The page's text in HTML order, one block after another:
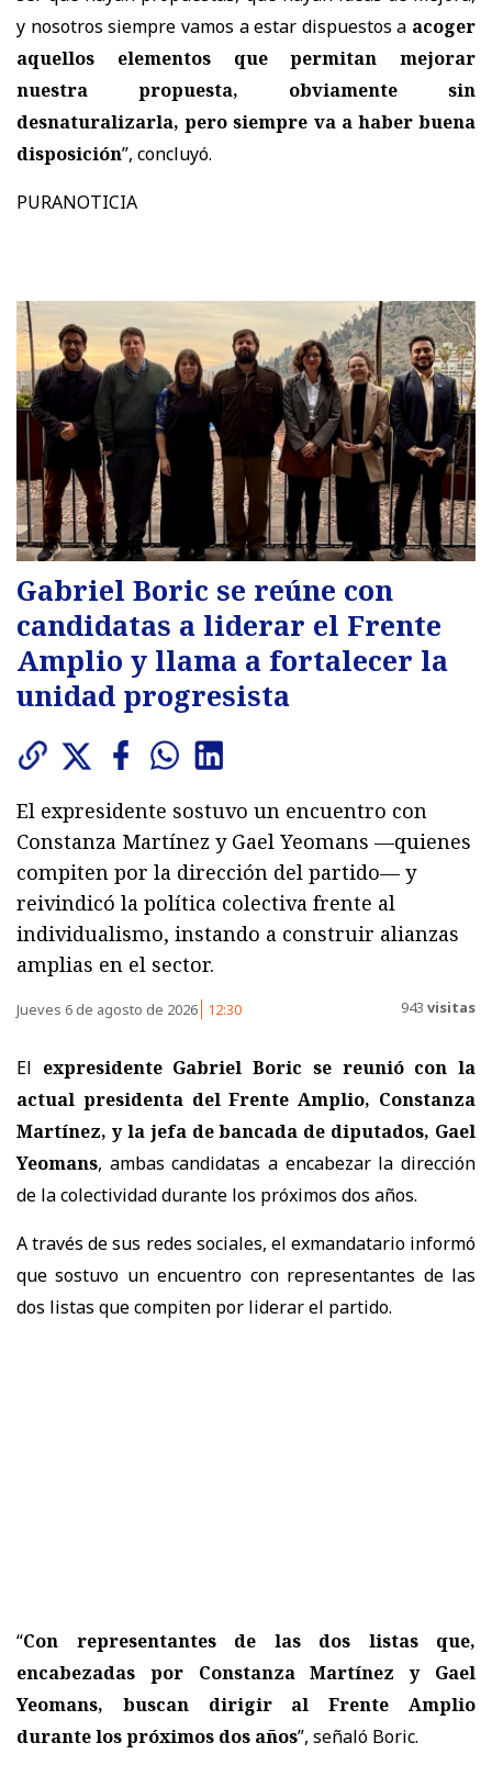
y nosotros siempre vamos a estar dispuestos a acoger
aquellos elementos que permitan mejorar
nuestra propuesta, obviamente sin
desnaturalizarla, pero siempre va a haber buena
disposición”, concluyó.
PURANOTICIA
Gabriel Boric se reúne con
candidatas a liderar el Frente
Amplio y llama a fortalecer la
unidad progresista
El expresidente sostuvo un encuentro con
Constanza Martínez y Gael Yeomans —quienes
compiten por la dirección del partido— y
reivindicó la política colectiva frente al
individualismo, instando a construir alianzas
amplias en el sector.
Jueves 6 de agosto de 2026 12:30 943 visitas
El expresidente Gabriel Boric se reunió con la
actual presidenta del Frente Amplio, Constanza
Martínez, y la jefa de bancada de diputados, Gael
Yeomans, ambas candidatas a encabezar la dirección
de la colectividad durante los próximos dos años.
A través de sus redes sociales, el exmandatario informó
que sostuvo un encuentro con representantes de las
dos listas que compiten por liderar el partido.
“Con representantes de las dos listas que,
encabezadas por Constanza Martínez y Gael
Yeomans, buscan dirigir al Frente Amplio
durante los próximos dos años”, señaló Boric.